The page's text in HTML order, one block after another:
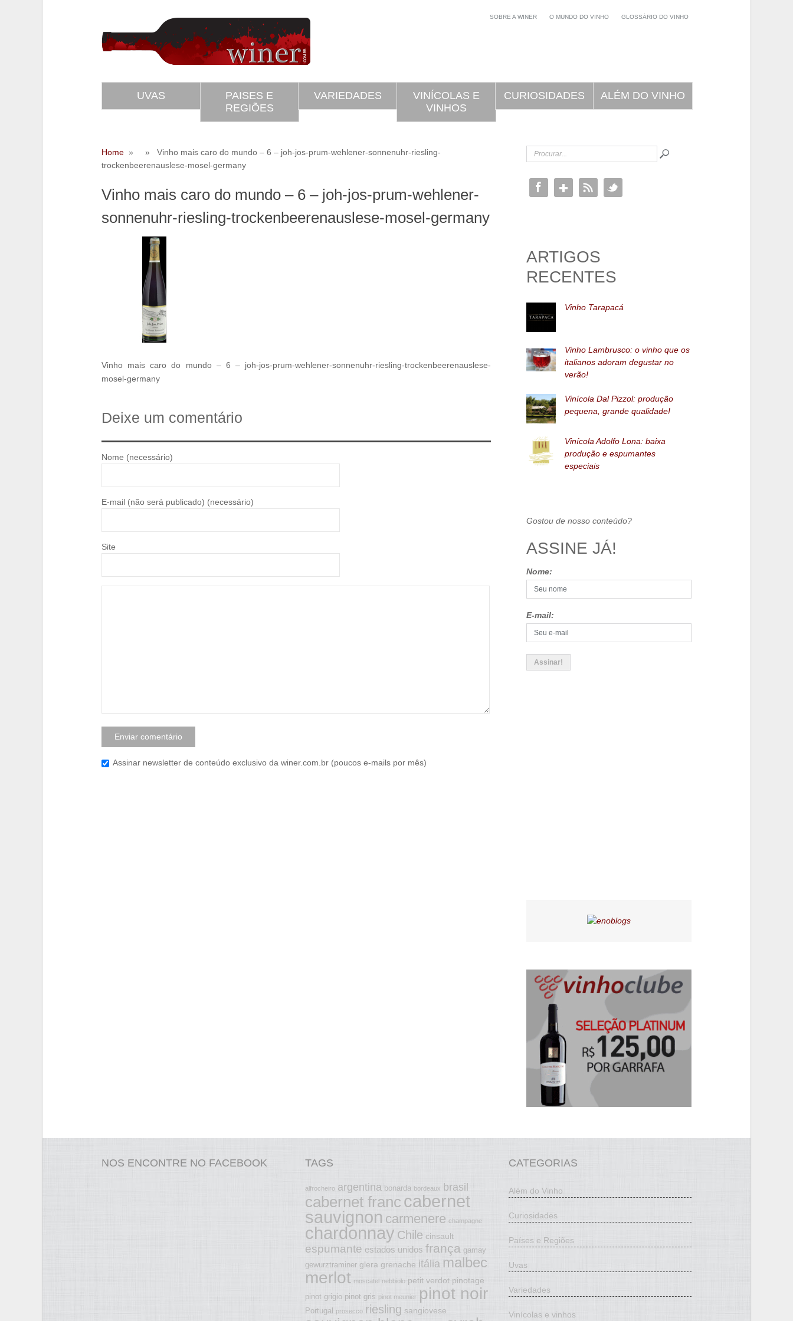
SOBRE A WINER O MUNDO DO VINHO GLOSSÁRIO DO VINHO
UVAS
PAISES E
REGIÕES
VARIEDADES
VINÍCOLAS E
VINHOS
CURIOSIDADES ALÉM DO VINHO
Home » » Vinho mais caro do mundo – 6 – joh-jos-prum-wehlener-sonnenuhr-riesling-
trockenbeerenauslese-mosel-germany
Vinho mais caro do mundo – 6 – joh-jos-prum-wehlener-
sonnenuhr-riesling-trockenbeerenauslese-mosel-germany
Vinho mais caro do mundo – 6 – joh-jos-prum-wehlener-sonnenuhr-riesling-trockenbeerenauslese-
mosel-germany
Deixe um comentário
Nome (necessário)
E-mail (não será publicado) (necessário)
Site
Assinar newsletter de conteúdo exclusivo da winer.com.br (poucos e-mails por mês)
ARTIGOS
RECENTES
Vinho Tarapacá
Vinho Lambrusco: o vinho que os
italianos adoram degustar no
verão!
Vinícola Dal Pizzol: produção
pequena, grande qualidade!
Vinícola Adolfo Lona: baixa
produção e espumantes
especiais
Gostou de nosso conteúdo?
ASSINE JÁ!
Nome:
E-mail:
NOS ENCONTRE NO FACEBOOK TAGS
alfrocheiro argentina bonarda bordeaux brasil
cabernet franc cabernet
sauvignon carmenere champagne
chardonnay Chile cinsault
espumante estados unidos frança gamay
gewurztraminer glera grenache itália malbec
merlot moscatel nebbiolo petit verdot pinotage
pinot grigio pinot gris pinot meunier pinot noir
Portugal prosecco riesling sangiovese
CATEGORIAS
Além do Vinho
Curiosidades
Países e Regiões
Uvas
Variedades
Vinícolas e vinhos